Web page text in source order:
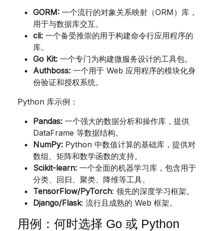
GORM: 一个流行的对象关系映射（ORM）库，
用于与数据库交互。
cli: 一个备受推崇的用于构建命令行应用程序的
库。
Go Kit: 一个专门为构建微服务设计的工具包。
Authboss: 一个用于 Web 应用程序的模块化身
份验证和授权系统。
Python 库示例：
Pandas: 一个强大的数据分析和操作库，提供
DataFrame 等数据结构。
NumPy: Python 中数值计算的基础库，提供对
数组、矩阵和数学函数的支持。
Scikit-learn: 一个全面的机器学习库，包含用于
分类、回归、聚类、降维等工具。
TensorFlow/PyTorch: 领先的深度学习框架。
Django/Flask: 流行且成熟的 Web 框架。
用例：何时选择 Go 或 Python